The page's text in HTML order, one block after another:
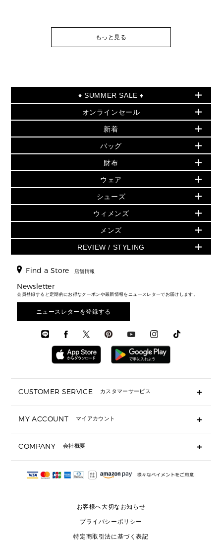
もっと見る
♦ SUMMER SALE ♦
セールおすすめアイテム
▶ ウィメンズ
バッグ
小物
シューズ・靴
ウェア
アクセサリー
時計
▶ メンズ
バッグ
ウェア
アクセサリー
オンラインセール
PRODUCT OF THE MONTH - 今月の特別価格
再値下げアイテム
追加アイテム
▶ ウィメンズすべて(ウェア・シューズ除く)
バッグ
財布・小物
ウェア
シューズ
時計・ジュエリー
アクセサリー
メンズ バッグ
メンズ 財布・小物
メンズ シューズ
メンズ ウェア
メンズ 時計・その他
新着
夏のスタイル
▶ すべて
▶ ウィメンズすべて
財布・小物
アクセサリー
フレグランス
シューズ
▶ メンズすべて
メンズ財布・小物
メンズアクセサリー
メンズウェア
バッグ
人気の定番アイテム
日本限定 - バッグ
▶ ウィメンズすべて
トートバッグ
ショルダーバッグ
クロスボディ・斜め掛け
トラベル
3 IN 1 / 2 IN 1 バッグ
▶ メンズすべて
財布
日本限定 - 財布・小物
▶ ウィメンズすべて
GREENWICH
折り財布(二つ折り・三つ折り)
長財布
▶ メンズすべて
ウェア
▶ ウィメンズすべて
トップス
スカート・パンツ
ジャケット・アウター
▶ メンズすべて
シューズ
▶ ウィメンズすべて
サンダル
スニーカー
▶ メンズすべて
ウィメンズ
人気の定番アイテム
▶ ウィメンズすべて
▶ バッグすべて
通勤・通学アイテム
3 IN 1 バッグ
ミニ財布・フラグメントケース
▶ 小物すべて
定期ケース・カードケース・名刺入れ
サンダル
スニーカー
▶ ウェア
メンズ
▶ メンズすべて
財布・小物
時計・ジュエリー
アクセサリー
REVIEW / STYLING
エディターレビュー
Find a Store 店舗情報
Newsletter
会員登録すると定期的にお得なクーポンや最新情報をニュースレターでお届けします。
ニュースレターを登録する
CUSTOMER SERVICE カスタマーサービス
ギフト用にラッピングができますか？
ショッピングバッグを購入商品分送ってもらえますか？
注文後に完了メールが受信できないのですが？
サイズ交換はできますか？
MY ACCOUNT マイアカウント
COMPANY 会社概要
会社概要
お客様へ大切なお知らせ
プライバシーポリシー
特定商取引法に基づく表記